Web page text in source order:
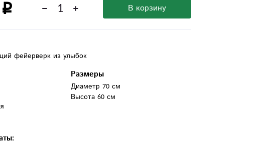
В корзину
фейерверк из улыбок
Размеры
Диаметр 70 см
Высота 60 см